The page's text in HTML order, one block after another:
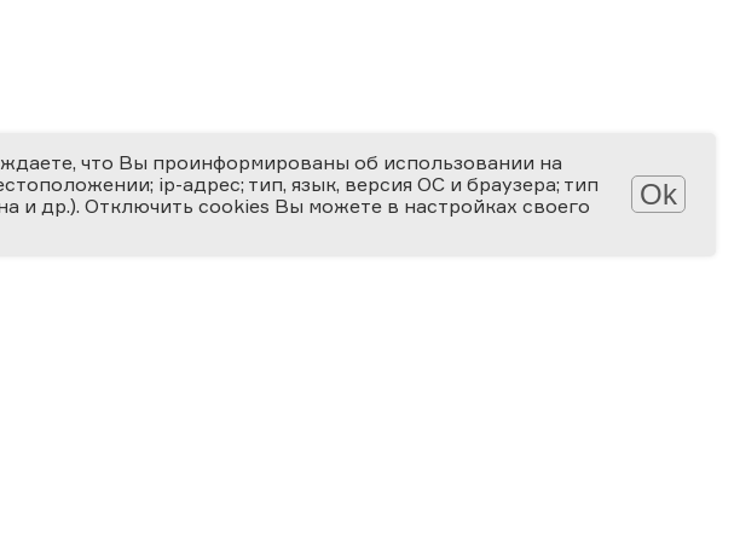
что Вы проинформированы об использовании на
ip-адрес; тип, язык, версия ОС и браузера; тип
и др.). Отключить cookies Вы можете в настройках своего
Ok